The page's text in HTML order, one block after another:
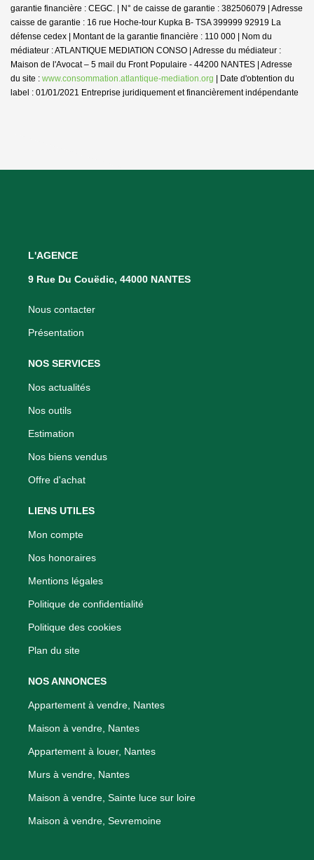
garantie financière : CEGC. | N° de caisse de garantie : 382506079 | Adresse
caisse de garantie : 16 rue Hoche-tour Kupka B- TSA 399999 92919 La
défense cedex | Montant de la garantie financière : 110 000 | Nom du
médiateur : ATLANTIQUE MEDIATION CONSO | Adresse du médiateur :
Maison de l'Avocat – 5 mail du Front Populaire - 44200 NANTES | Adresse
du site : www.consommation.atlantique-mediation.org | Date d'obtention du
label : 01/01/2021 Entreprise juridiquement et financièrement indépendante
L'AGENCE
9 Rue Du Couëdic, 44000 NANTES
Nous contacter
Présentation
NOS SERVICES
Nos actualités
Nos outils
Estimation
Nos biens vendus
Offre d'achat
LIENS UTILES
Mon compte
Nos honoraires
Mentions légales
Politique de confidentialité
Politique des cookies
Plan du site
NOS ANNONCES
Appartement à vendre, Nantes
Maison à vendre, Nantes
Appartement à louer, Nantes
Murs à vendre, Nantes
Maison à vendre, Sainte luce sur loire
Maison à vendre, Sevremoine